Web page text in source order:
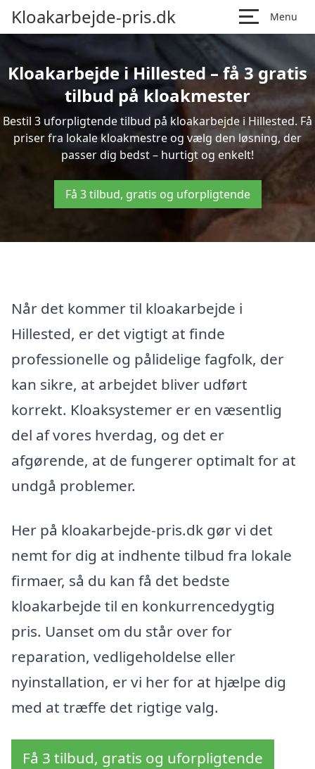
Kloakarbejde-pris.dk Menu
Kloakarbejde i Hillested – få 3 gratis
tilbud på kloakmester
Bestil 3 uforpligtende tilbud på kloakarbejde i Hillested. Få
priser fra lokale kloakmestre og vælg den løsning, der
passer dig bedst – hurtigt og enkelt!
Få 3 tilbud, gratis og uforpligtende
Når det kommer til kloakarbejde i
Hillested, er det vigtigt at finde
professionelle og pålidelige fagfolk, der
kan sikre, at arbejdet bliver udført
korrekt. Kloaksystemer er en væsentlig
del af vores hverdag, og det er
afgørende, at de fungerer optimalt for at
undgå problemer.
Her på kloakarbejde-pris.dk gør vi det
nemt for dig at indhente tilbud fra lokale
firmaer, så du kan få det bedste
kloakarbejde til en konkurrencedygtig
pris. Uanset om du står over for
reparation, vedligeholdelse eller
nyinstallation, er vi her for at hjælpe dig
med at træffe det rigtige valg.
Få 3 tilbud, gratis og uforpligtende